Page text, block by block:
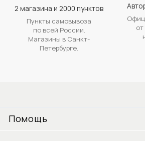
2 магазина и 2000 пунктов
Пункты самовывоза
по всей России.
Магазины в Санкт-
Петербурге.
Помощь